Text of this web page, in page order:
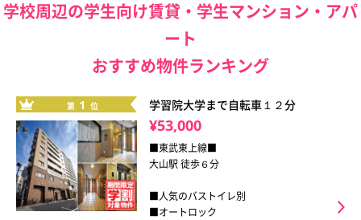
学校周辺の学生向け賃貸・学生マンション・アパ
ート
おすすめ物件ランキング
第 1 位 学習院大学まで自転車１２分
¥53,000
■東武東上線■
大山駅 徒歩６分
■人気のバストイレ別
■オートロック